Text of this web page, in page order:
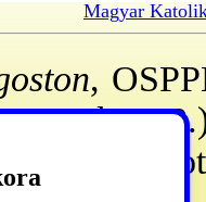
Magyar
,
okt.